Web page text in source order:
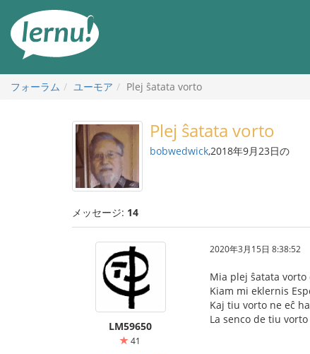
フォーラム ユーモア Plej ŝatata vorto
Plej ŝatata vorto
bobwedwick,2018年9月23日の
メッセージ: 14
LM59650
41
2020年3月15日 8:38:52
Mia plej ŝatata
Kiam mi eklernis
Kaj tiu vorto ne eĉ
La senco de tiu